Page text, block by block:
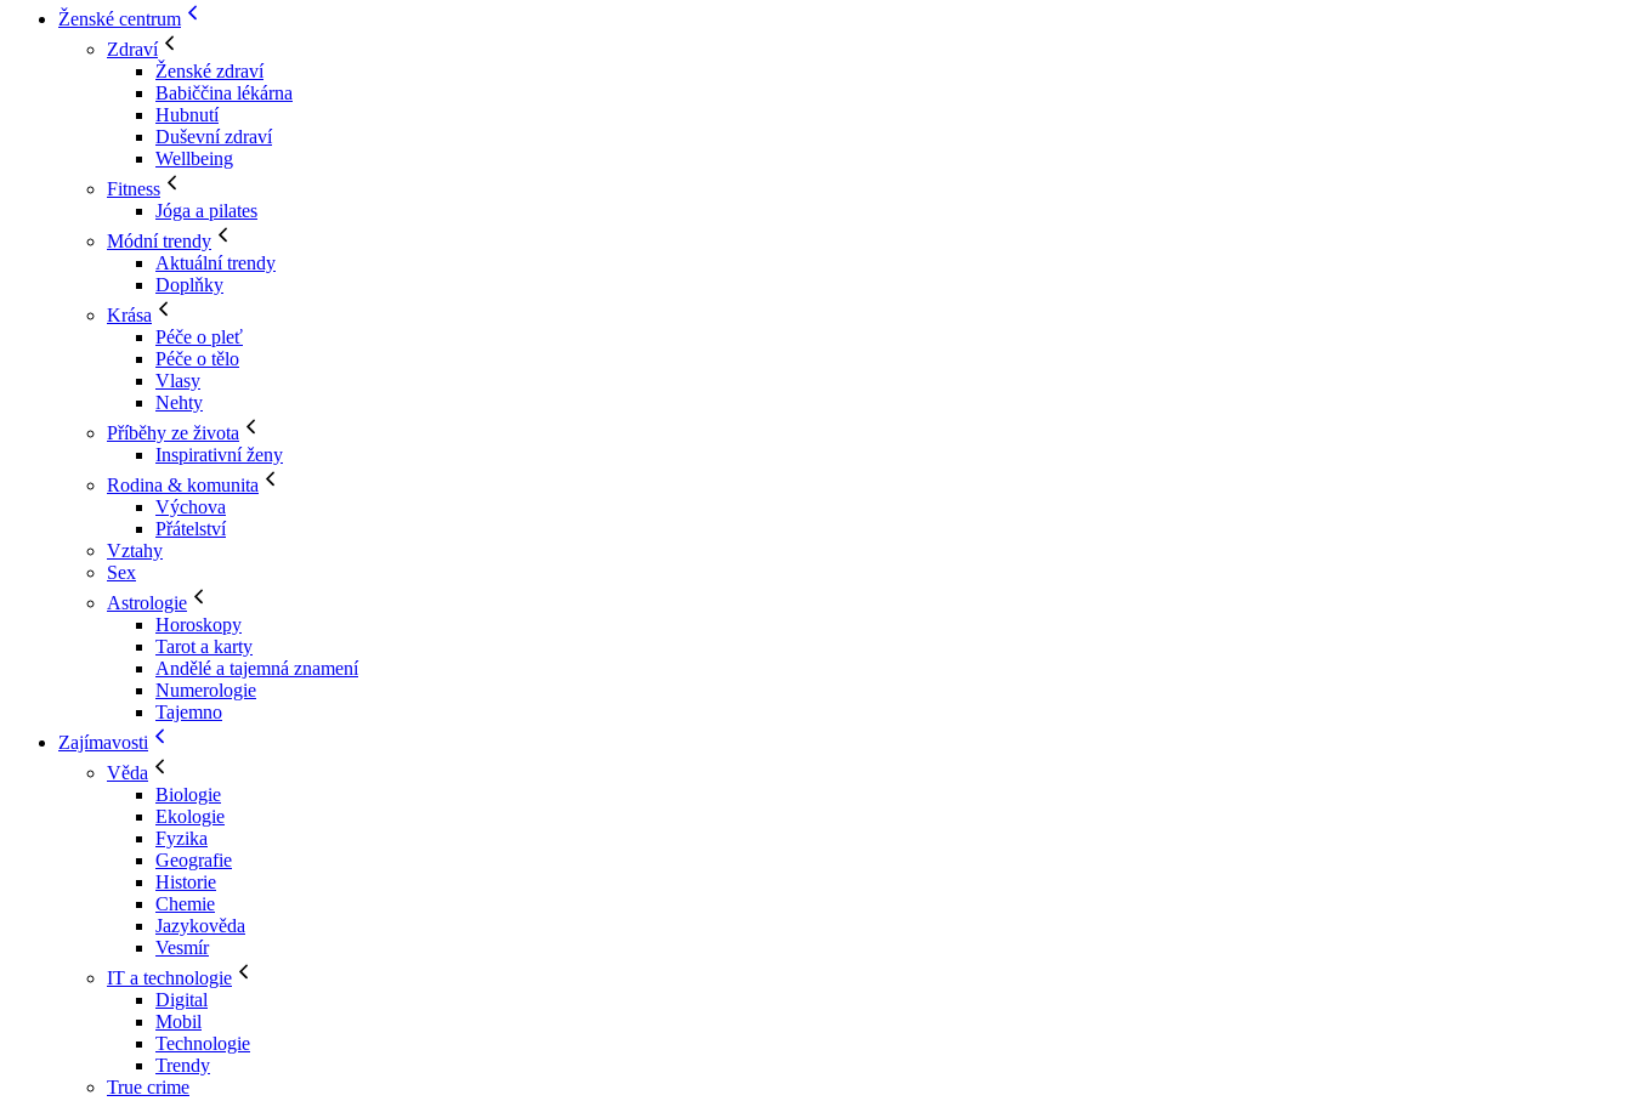
Ženské centrum
Zdraví
Ženské zdraví
Babiččina lékárna
Hubnutí
Duševní zdraví
Wellbeing
Fitness
Jóga a pilates
Módní trendy
Aktuální trendy
Doplňky
Krása
Péče o pleť
Péče o tělo
Vlasy
Nehty
Příběhy ze života
Inspirativní ženy
Rodina & komunita
Výchova
Přátelství
Vztahy
Sex
Astrologie
Horoskopy
Tarot a karty
Andělé a tajemná znamení
Numerologie
Tajemno
Zajímavosti
Věda
Biologie
Ekologie
Fyzika
Geografie
Historie
Chemie
Jazykověda
Vesmír
IT a technologie
Digital
Mobil
Technologie
Trendy
True crime